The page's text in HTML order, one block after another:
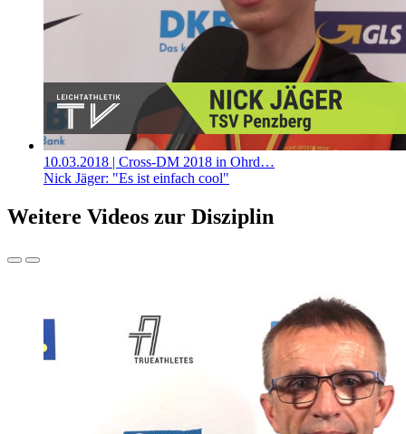
10.03.2018 | Cross-DM 2018 in Ohrd…
Nick Jäger: "Es ist einfach cool"
Weitere Videos zur Disziplin